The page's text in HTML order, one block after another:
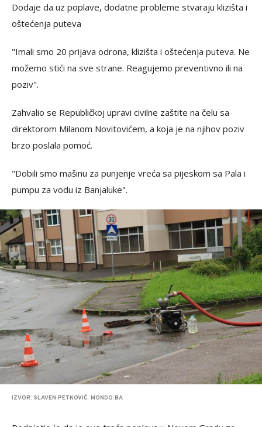
Dodaje da uz poplave, dodatne probleme stvaraju klizišta i
oštećenja puteva
"Imali smo 20 prijava odrona, klizišta i oštećenja puteva. Ne
možemo stići na sve strane. Reagujemo preventivno ili na
poziv".
Zahvalio se Republičkoj upravi civilne zaštite na čelu sa
direktorom Milanom Novitovićem, a koja je na njihov poziv
brzo poslala pomoć.
"Dobili smo mašinu za punjenje vreća sa pijeskom sa Pala i
pumpu za vodu iz Banjaluke".
IZVOR: SLAVEN PETKOVIĆ, MONDO.BA